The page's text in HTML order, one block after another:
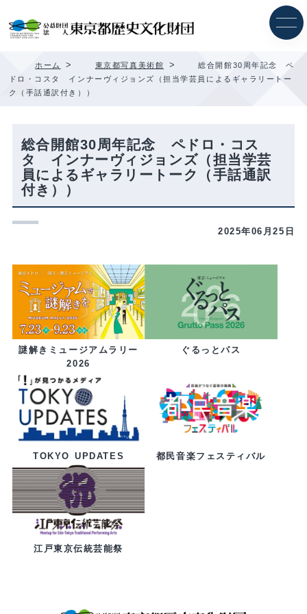
ホーム > 東京都写真美術館 >
総合開館30周年記念 ペ
ドロ・コスタ インナーヴィジョンズ（担当学芸員によるギャラリートー
ク（手話通訳付き））
総合開館30周年記念 ペドロ・コス
タ インナーヴィジョンズ（担当学芸
員によるギャラリートーク（手話通訳
付き））
2025年06月25日
謎解きミュージアムラリー
2026
ぐるっとパス
TOKYO UPDATES 都民音楽フェスティバル
江戸東京伝統芸能祭